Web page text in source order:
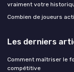
vraiment votre
Combien de joueurs
Les derniers
Comment maîtriser le
compétitive